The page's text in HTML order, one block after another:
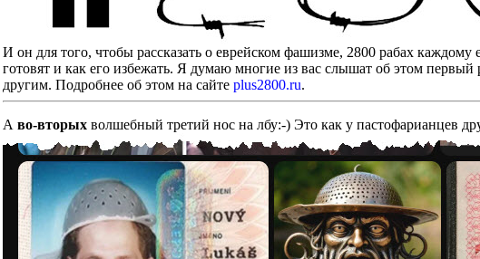
И он для того, чтобы рассказать о еврейском фашизме, 2800 рабах
готовят и как его избежать. Я думаю многие из вас слышат об этом
другим. Подробнее об этом на сайте plus2800.ru.
А во-вторых волшебный третий нос на лбу:-) Это как у пастофарианцев